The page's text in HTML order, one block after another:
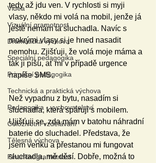
Videa
Vizuální gramotnost
Dramatická výchova
Speciální pedagogika
Primární pedagogika
Technická a praktická výchova
Pedagogika - vychovatelství
Celoživotní vzdělávání
Tělesná výchova
Finanční gramotnost
tedy až jdu ven. V rychlosti si myji
vlasy, někdo mi volá na mobil, jenže já
ještě nemám ta sluchadla. Navíc s
mokrými vlasy si je hned nasadit
nemohu. Zjišťuji, že volá moje máma a
tak ji píšu, ať mi v případě urgence
napíše SMS.
Než vypadnu z bytu, nasadím si
sluchadla, která spáruji s mobilem.
Ujišťuji se, zda mám v batohu náhradní
baterie do sluchadel. Představa, že
jsem venku a přestanou mi fungovat
sluchadla, mě děsí. Dobře, možná to